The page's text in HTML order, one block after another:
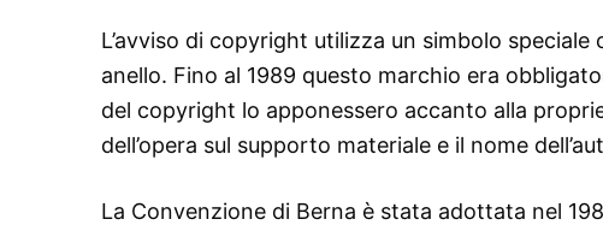
L’avviso di copyright utilizza un simbolo speciale
anello. Fino al 1989 questo marchio era
del copyright lo apponessero accanto alla
dell’opera sul supporto materiale e il nome
La Convenzione di Berna è stata adottata nel